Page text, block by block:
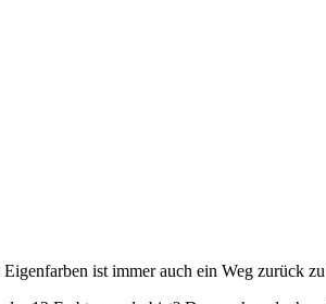
ist immer auch ein Weg zurück